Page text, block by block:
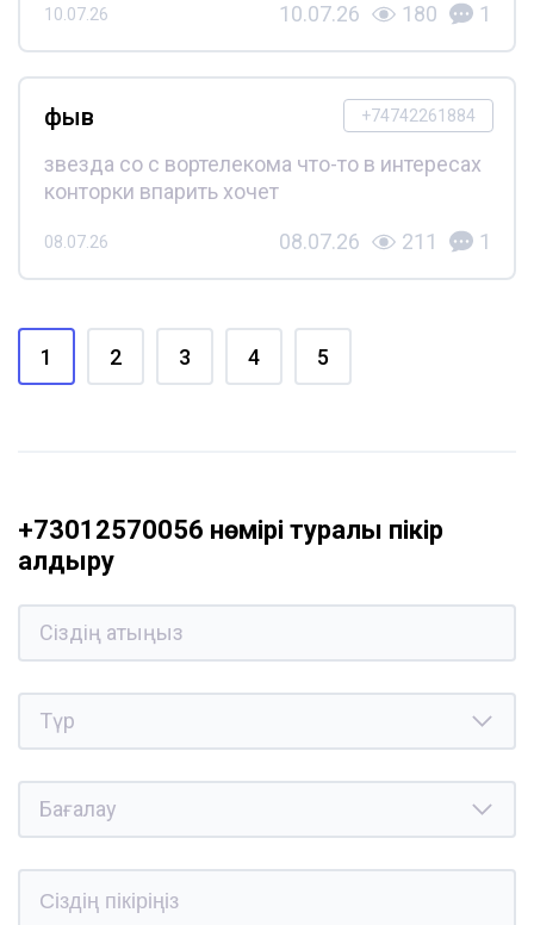
10.07.26 10.07.26 180 1
+74742261884
фыв
звезда со с вортелекома что-то в интересах
конторки впарить хочет
08.07.26 08.07.26 211 1
1 2 3 4 5
+73012570056 нөмірі туралы пікір
қалдыру